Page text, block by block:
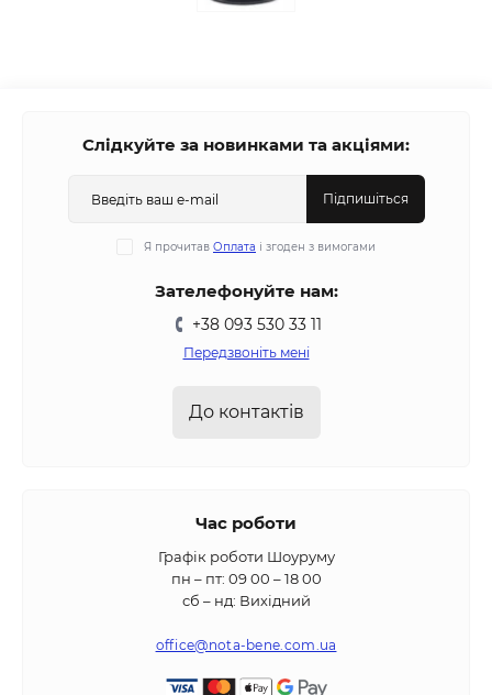
Слідкуйте за новинками та акціями:
Підпишіться
Я прочитав Оплата і згоден з вимогами
Зателефонуйте нам:
+38 093 530 33 11
Передзвоніть мені
До контактів
Час роботи
Графік роботи Шоуруму
пн – пт: 09 00 – 18 00
сб – нд: Вихідний
office@nota-bene.com.ua